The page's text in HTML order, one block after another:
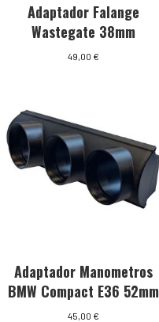
Adaptador Falange
Wastegate 38mm
49,00 €
Adaptador Manometros
BMW Compact E36 52mm
45,00 €